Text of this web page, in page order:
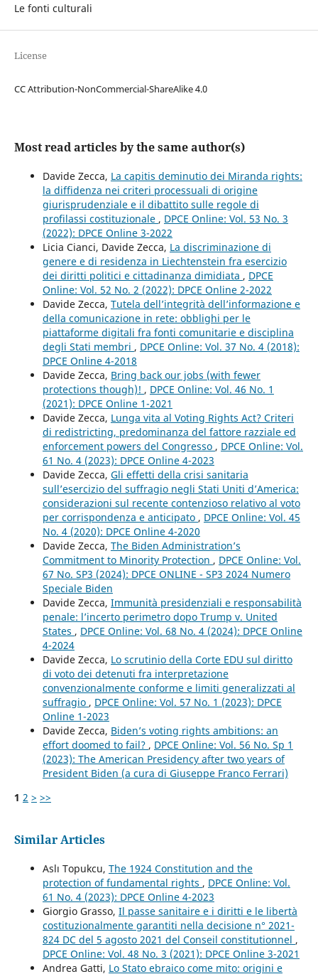
Le fonti culturali
License
CC Attribution-NonCommercial-ShareAlike 4.0
Most read articles by the same author(s)
Davide Zecca, La capitis deminutio dei Miranda rights:
la diffidenza nei criteri processuali di origine
giurisprudenziale e il dibattito sulle regole di
profilassi costituzionale , DPCE Online: Vol. 53 No. 3
(2022): DPCE Online 3-2022
Licia Cianci, Davide Zecca, La discriminazione di
genere e di residenza in Liechtenstein fra esercizio
dei diritti politici e cittadinanza dimidiata , DPCE
Online: Vol. 52 No. 2 (2022): DPCE Online 2-2022
Davide Zecca, Tutela dell’integrità dell’informazione e
della comunicazione in rete: obblighi per le
piattaforme digitali fra fonti comunitarie e disciplina
degli Stati membri , DPCE Online: Vol. 37 No. 4 (2018):
DPCE Online 4-2018
Davide Zecca, Bring back our jobs (with fewer
protections though)! , DPCE Online: Vol. 46 No. 1
(2021): DPCE Online 1-2021
Davide Zecca, Lunga vita al Voting Rights Act? Criteri
di redistricting, predominanza del fattore razziale ed
enforcement powers del Congresso , DPCE Online: Vol.
61 No. 4 (2023): DPCE Online 4-2023
Davide Zecca, Gli effetti della crisi sanitaria
sull’esercizio del suffragio negli Stati Uniti d’America:
considerazioni sul recente contenzioso relativo al voto
per corrispondenza e anticipato , DPCE Online: Vol. 45
No. 4 (2020): DPCE Online 4-2020
Davide Zecca, The Biden Administration’s
Commitment to Minority Protection , DPCE Online: Vol.
67 No. SP3 (2024): DPCE ONLINE - SP3 2024 Numero
Speciale Biden
Davide Zecca, Immunità presidenziali e responsabilità
penale: l’incerto perimetro dopo Trump v. United
States , DPCE Online: Vol. 68 No. 4 (2024): DPCE Online
4-2024
Davide Zecca, Lo scrutinio della Corte EDU sul diritto
di voto dei detenuti fra interpretazione
convenzionalmente conforme e limiti generalizzati al
suffragio , DPCE Online: Vol. 57 No. 1 (2023): DPCE
Online 1-2023
Davide Zecca, Biden’s voting rights ambitions: an
effort doomed to fail? , DPCE Online: Vol. 56 No. Sp 1
(2023): The American Presidency after two years of
President Biden (a cura di Giuseppe Franco Ferrari)
1 2 > >>
Similar Articles
Aslı Topukcu, The 1924 Constitution and the
protection of fundamental rights , DPCE Online: Vol.
61 No. 4 (2023): DPCE Online 4-2023
Giorgio Grasso, Il passe sanitaire e i diritti e le libertà
costituzionalmente garantiti nella decisione n° 2021-
824 DC del 5 agosto 2021 del Conseil constitutionnel ,
DPCE Online: Vol. 48 No. 3 (2021): DPCE Online 3-2021
Andrea Gatti, Lo Stato ebraico come mito: origini e